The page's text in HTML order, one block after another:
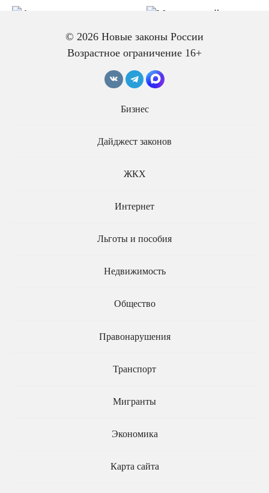
третьего ребенка могут
распространить на всех
детей судей и прокуроров
гарантии наравне с
© 2026 Новые законы России
Возрастное ограничение 16+
Бизнес
Дайджест законов
ЖКХ
Интернет
Льготы и пособия
Недвижимость
Общество
Правонарушения
Транспорт
Мигранты
Экономика
Карта сайта